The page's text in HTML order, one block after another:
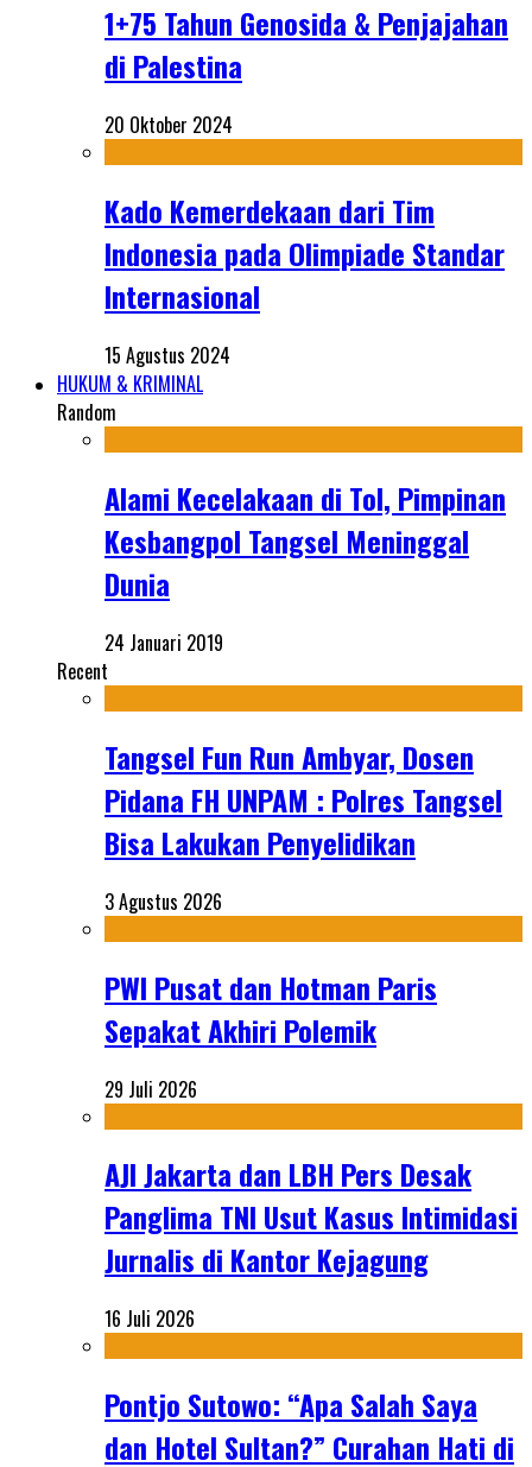
1+75 Tahun Genosida & Penjajahan
di Palestina
20 Oktober 2024
Kado Kemerdekaan dari Tim
Indonesia pada Olimpiade Standar
Internasional
15 Agustus 2024
HUKUM & KRIMINAL
Random
Alami Kecelakaan di Tol, Pimpinan
Kesbangpol Tangsel Meninggal
Dunia
24 Januari 2019
Recent
Tangsel Fun Run Ambyar, Dosen
Pidana FH UNPAM : Polres Tangsel
Bisa Lakukan Penyelidikan
3 Agustus 2026
PWI Pusat dan Hotman Paris
Sepakat Akhiri Polemik
29 Juli 2026
AJI Jakarta dan LBH Pers Desak
Panglima TNI Usut Kasus Intimidasi
Jurnalis di Kantor Kejagung
16 Juli 2026
Pontjo Sutowo: “Apa Salah Saya
dan Hotel Sultan?” Curahan Hati di